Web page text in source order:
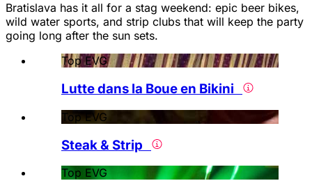
Bratislava has it all for a stag weekend: epic beer bikes,
wild water sports, and strip clubs that will keep the party
going long after the sun sets.
Top EVG
Lutte dans la Boue en Bikini
Top EVG
Steak & Strip
Top EVG